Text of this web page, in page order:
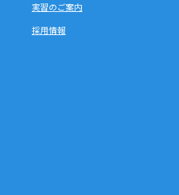
実習のご案内
採用情報